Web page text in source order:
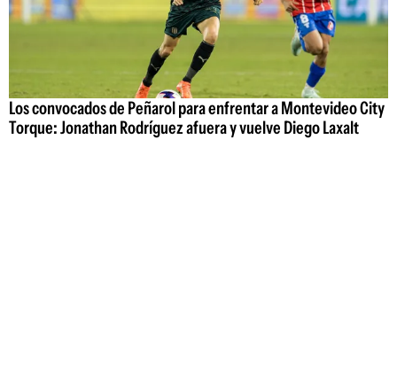
Los convocados de Peñarol para enfrentar a Montevideo City
Torque: Jonathan Rodríguez afuera y vuelve Diego Laxalt